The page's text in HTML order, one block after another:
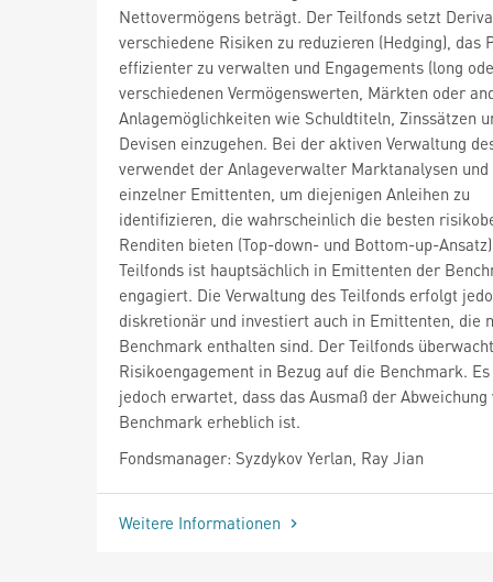
Nettovermögens beträgt. Der Teilfonds setzt
verschiedene Risiken zu reduzieren (Hedging), das
effizienter zu verwalten und Engagements (long
verschiedenen Vermögenswerten, Märkten oder
Anlagemöglichkeiten wie Schuldtiteln, Zinssätzen
Devisen einzugehen. Bei der aktiven Verwaltung
verwendet der Anlageverwalter Marktanalysen und
einzelner Emittenten, um diejenigen Anleihen zu
identifizieren, die wahrscheinlich die besten
Renditen bieten (Top-down- und Bottom-up-
Teilfonds ist hauptsächlich in Emittenten der
engagiert. Die Verwaltung des Teilfonds erfolgt
diskretionär und investiert auch in Emittenten, die
Benchmark enthalten sind. Der Teilfonds
Risikoengagement in Bezug auf die Benchmark.
jedoch erwartet, dass das Ausmaß der Abweichung
Benchmark erheblich ist.
Fondsmanager: Syzdykov Yerlan, Ray Jian
Weitere Informationen